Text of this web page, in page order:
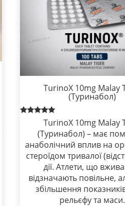
TurinoX 10mg Malay
(Туринабол)
Rated
out of 5
TurinoX 10mg Malay
(Туринабол) – має
анаболічний вплив на
стероїдом тривалої
дії. Атлети, що
відзначають повільне,
збільшення
рельєфу та маси.